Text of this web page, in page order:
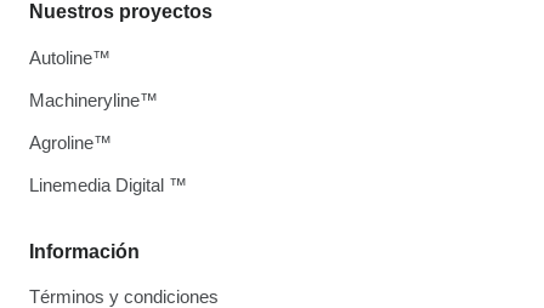
Información
Términos y condiciones
Nuestros proyectos
Autoline™
Machineryline™
Agroline™
Linemedia Digital ™